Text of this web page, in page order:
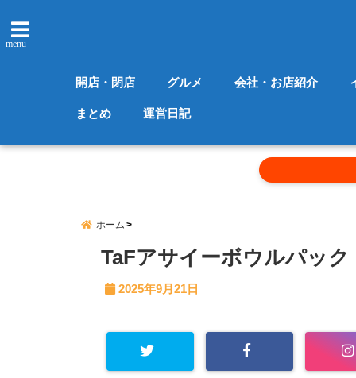
menu
開店・閉店 グルメ 会社・お店紹介
まとめ 運営日記
ホーム
TaFアサイーボウルパック
2025年9月21日